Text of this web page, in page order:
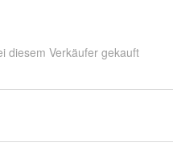
diesem Verkäufer gekauft